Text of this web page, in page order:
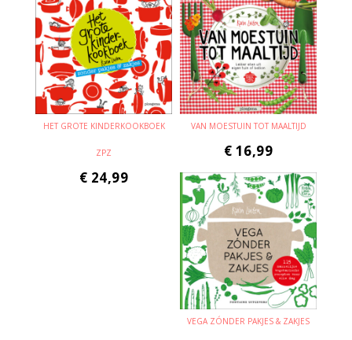
HET GROTE KINDERKOOKBOEK
ZPZ
€ 24,99
VAN MOESTUIN TOT MAALTIJD
€ 16,99
VEGA ZÓNDER PAKJES & ZAKJES